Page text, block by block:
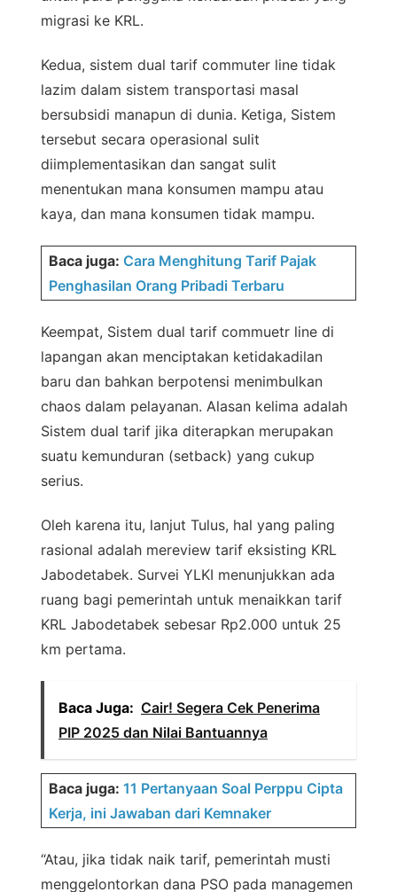
migrasi ke KRL.
Kedua, sistem dual tarif commuter line tidak
lazim dalam sistem transportasi masal
bersubsidi manapun di dunia. Ketiga, Sistem
tersebut secara operasional sulit
diimplementasikan dan sangat sulit
menentukan mana konsumen mampu atau
kaya, dan mana konsumen tidak mampu.
Baca juga: Cara Menghitung Tarif Pajak
Penghasilan Orang Pribadi Terbaru
Keempat, Sistem dual tarif commuetr line di
lapangan akan menciptakan ketidakadilan
baru dan bahkan berpotensi menimbulkan
chaos dalam pelayanan. Alasan kelima adalah
Sistem dual tarif jika diterapkan merupakan
suatu kemunduran (setback) yang cukup
serius.
Oleh karena itu, lanjut Tulus, hal yang paling
rasional adalah mereview tarif eksisting KRL
Jabodetabek. Survei YLKI menunjukkan ada
ruang bagi pemerintah untuk menaikkan tarif
KRL Jabodetabek sebesar Rp2.000 untuk 25
km pertama.
Baca Juga: Cair! Segera Cek Penerima
PIP 2025 dan Nilai Bantuannya
Baca juga: 11 Pertanyaan Soal Perppu Cipta
Kerja, ini Jawaban dari Kemnaker
“Atau, jika tidak naik tarif, pemerintah musti
menggelontorkan dana PSO pada managemen